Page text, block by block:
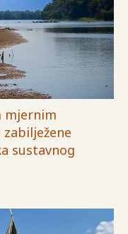
mjernim
sustavnog